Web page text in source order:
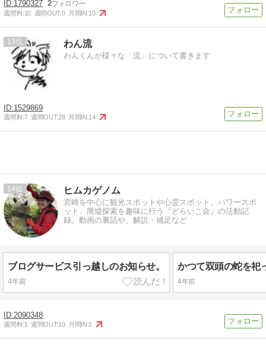
1790327 2
週間IN:10 週間OUT:0 月間IN:10
13 わん流
わんくんが様々な「流」について書きます
1529869
週間IN:7 週間OUT:28 月間IN:14
14 ヒムカゲノム
宮崎を中心に観光スポットや心霊スポット、パワースポ
ット、廃墟探索を趣味に行う『どらいこ会』の活動記
録。動画の裏話や、解説・補足など
ブログサービス引っ越しのお知らせ。
4年前 4年前
2090348
週間IN:1 週間OUT:10 月間IN:1